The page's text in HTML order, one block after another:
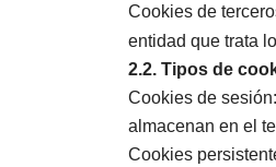
Cookies de
entidad que trata
2.2. Tipos de
Cookies de
almacenan en el
Cookies